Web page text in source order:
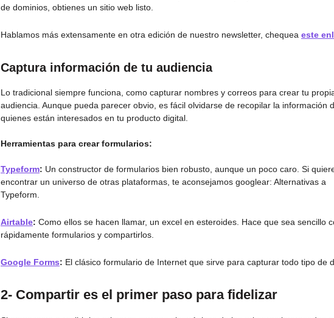
de dominios, obtienes un sitio web listo.
Hablamos más extensamente en otra edición de nuestro newsletter, chequea este
Captura información de tu audiencia
Lo tradicional siempre funciona, como capturar nombres y correos para crear tu
audiencia. Aunque pueda parecer obvio, es fácil olvidarse de recopilar la información
quienes están interesados en tu producto digital.
Herramientas para crear formularios:
Typeform: Un constructor de formularios bien robusto, aunque un poco caro. Si
encontrar un universo de otras plataformas, te aconsejamos googlear: Alternativas a
Typeform.
Airtable: Como ellos se hacen llamar, un excel en esteroides. Hace que sea sencillo
rápidamente formularios y compartirlos.
Google Forms: El clásico formulario de Internet que sirve para capturar todo tipo de
2- Compartir es el primer paso para fidelizar